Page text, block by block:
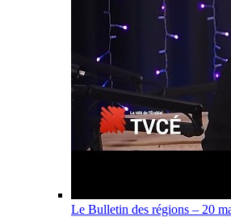
Le Bulletin des régions – 20